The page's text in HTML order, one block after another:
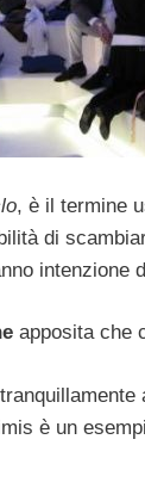
, è il termine
di
apposita che
è un